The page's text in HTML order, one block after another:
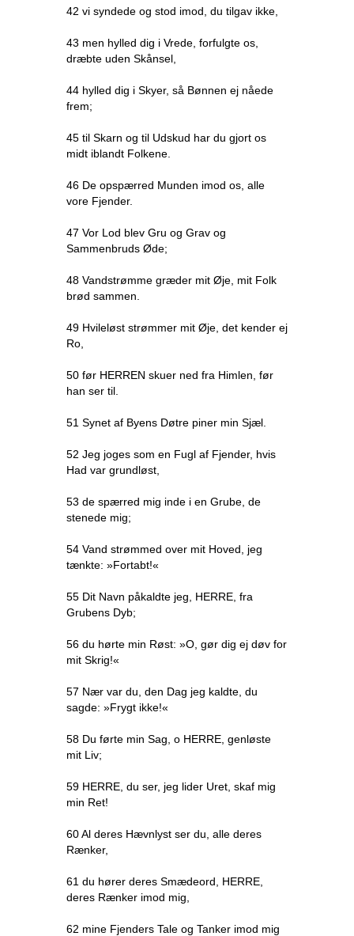
42 vi syndede og stod imod, du tilgav ikke,
43 men hylled dig i Vrede, forfulgte os,
dræbte uden Skånsel,
44 hylled dig i Skyer, så Bønnen ej nåede
frem;
45 til Skarn og til Udskud har du gjort os
midt iblandt Folkene.
46 De opspærred Munden imod os, alle
vore Fjender.
47 Vor Lod blev Gru og Grav og
Sammenbruds Øde;
48 Vandstrømme græder mit Øje, mit Folk
brød sammen.
49 Hvileløst strømmer mit Øje, det kender ej
Ro,
50 før HERREN skuer ned fra Himlen, før
han ser til.
51 Synet af Byens Døtre piner min Sjæl.
52 Jeg joges som en Fugl af Fjender, hvis
Had var grundløst,
53 de spærred mig inde i en Grube, de
stenede mig;
54 Vand strømmed over mit Hoved, jeg
tænkte: »Fortabt!«
55 Dit Navn påkaldte jeg, HERRE, fra
Grubens Dyb;
56 du hørte min Røst: »O, gør dig ej døv for
mit Skrig!«
57 Nær var du, den Dag jeg kaldte, du
sagde: »Frygt ikke!«
58 Du førte min Sag, o HERRE, genløste
mit Liv;
59 HERRE, du ser, jeg lider Uret, skaf mig
min Ret!
60 Al deres Hævnlyst ser du, alle deres
Rænker,
61 du hører deres Smædeord, HERRE,
deres Rænker imod mig,
62 mine Fjenders Tale og Tanker imod mig